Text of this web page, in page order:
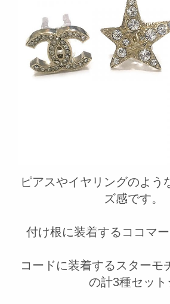
ピアスやイヤリングのよう
ズ感です。
付け根に装着するココマ
コードに装着するスターモ
の計3種セッ